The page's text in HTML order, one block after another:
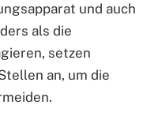
und auch
als die
setzen
an, um die